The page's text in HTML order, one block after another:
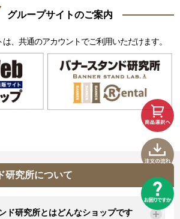
グループサイトのご案内
、共通のアカウントでご利用いただけます。
研究所について
ド研究所とはどんなショップです